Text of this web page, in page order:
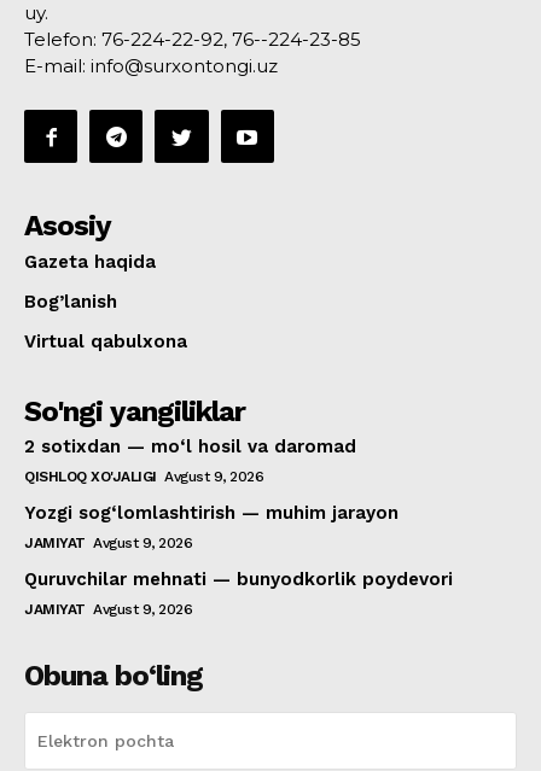
uy.
Telefon: 76-224-22-92, 76--224-23-85
E-mail: info@surxontongi.uz
Asosiy
Gazeta haqida
Bog’lanish
Virtual qabulxona
So'ngi yangiliklar
2 sotixdan — mo‘l hosil va daromad
QISHLOQ XO'JALIGI Avgust 9, 2026
Yozgi sog‘lomlashtirish — muhim jarayon
JAMIYAT Avgust 9, 2026
Quruvchilar mehnati — bunyodkorlik poydevori
JAMIYAT Avgust 9, 2026
Obuna bo‘ling